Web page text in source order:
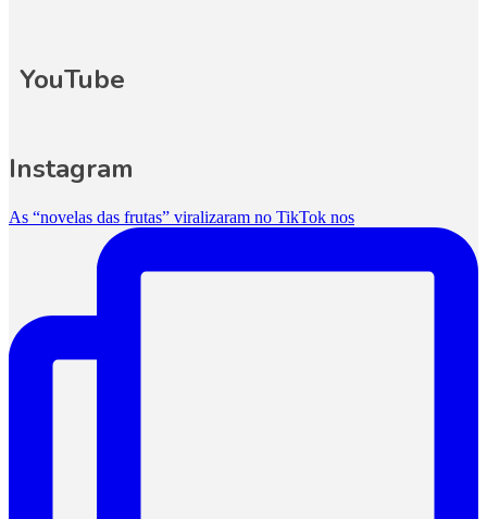
YouTube
Instagram
As “novelas das frutas” viralizaram no TikTok nos